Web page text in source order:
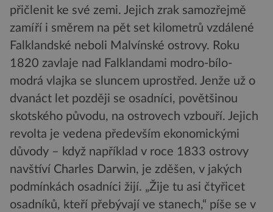
přičlenit ke své zemi. Jejich zrak samozřejmě
zamíří i směrem na pět set kilometrů vzdálené
Falklandské neboli Malvínské ostrovy. Roku
1820 zavlaje nad Falklandami modro-bílo-
modrá vlajka se sluncem uprostřed. Jenže už o
dvanáct let později se osadníci, povětšinou
skotského původu, na ostrovech vzbouří. Jejich
revolta je vedena především ekonomickými
důvody – když například v roce 1833 ostrovy
navštíví Charles Darwin, je zděšen, v jakých
podmínkách osadníci žijí. „Žije tu asi čtyřicet
osadníků, kteří přebývají ve stanech,“ píše se v